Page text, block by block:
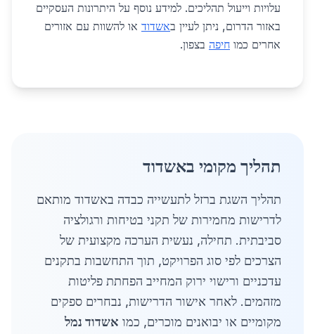
עלויות וייעול תהליכים. למידע נוסף על היתרונות העסקיים
באזור הדרום, ניתן לעיין באשדוד או להשוות עם אזורים
אחרים כמו חיפה בצפון.
תהליך מקומי באשדוד
תהליך השגת ברזל לתעשייה כבדה באשדוד מותאם
לדרישות מחמירות של תקני בטיחות ורגולציה
סביבתית. תחילה, נעשית הערכה מקצועית של
הצרכים לפי סוג הפרויקט, תוך התחשבות בתקנים
עדכניים ורישוי ירוק המחייב הפחתת פליטות
מזהמים. לאחר אישור הדרישות, נבחרים ספקים
מקומיים או יבואנים מוכרים, כמו אשדוד נמל